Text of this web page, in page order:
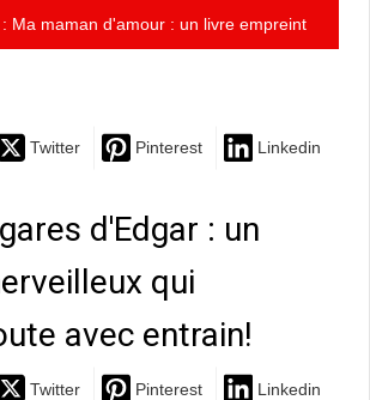
Ma maman d'amour : un livre empreint
Twitter Pinterest Linkedin
d'Edgar : un
qui
avec entrain!
Twitter Pinterest Linkedin